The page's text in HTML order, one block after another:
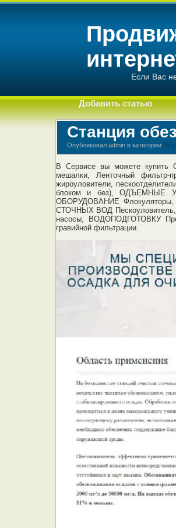
Если Вас
Добавить статью
Cтанция
Опубликовал admin в категории
В Сервисе вы можете
мешалки, Ленточный
жироуловители,
блоком и без), ОДЪЕМНЫЕ
ОБОРУДОВАНИЕ
СТОЧНЫХ ВОД
насосы, ВОДОПОДГОТОВКУ
гравийной фильтрации.